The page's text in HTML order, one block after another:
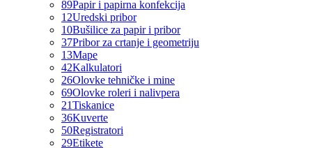
89Papir i papirna konfekcija
12Uredski pribor
10Bušilice za papir i pribor
37Pribor za crtanje i geometriju
13Mape
42Kalkulatori
26Olovke tehničke i mine
69Olovke roleri i nalivpera
21Tiskanice
36Kuverte
50Registratori
29Etikete